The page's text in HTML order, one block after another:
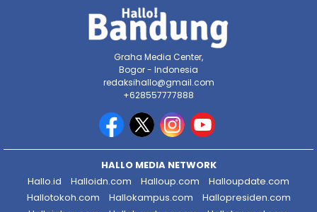
Graha Media Center,
Bogor - Indonesia
redaksihallo@gmail.com
+628557777888
HALLO MEDIA NETWORK
Hallo.id
Halloidn.com Halloup.com
Halloupdate.com
Hallotokoh.com
Hallokampus.com
Hallopresiden.com